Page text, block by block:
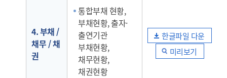
4. 부채 /
채무 / 채
권
통합부채 현황,
부채현황, 출자·
출연기관
부채현황,
채무현황,
채권현황
한글파일 다운
미리보기